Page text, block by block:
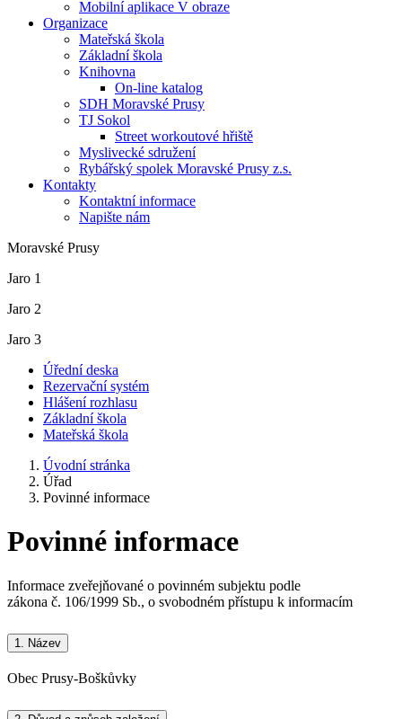
Mobilní aplikace V obraze
Organizace
Mateřská škola
Základní škola
Knihovna
On-line katalog
SDH Moravské Prusy
TJ Sokol
Street workoutové hřiště
Myslivecké sdružení
Rybářský spolek Moravské Prusy z.s.
Kontakty
Kontaktní informace
Napište nám
Moravské Prusy
Jaro 1
Jaro 2
Jaro 3
Úřední deska
Rezervační systém
Hlášení rozhlasu
Základní škola
Mateřská škola
Úvodní stránka
Úřad
Povinné informace
Povinné informace
Informace zveřejňované o povinném subjektu podle
zákona č. 106/1999 Sb., o svobodném přístupu k informacím
1. Název
Obec Prusy-Boškůvky